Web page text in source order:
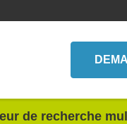
de recherche